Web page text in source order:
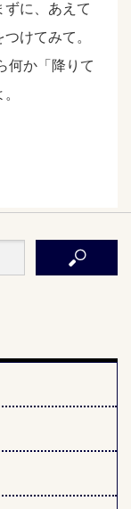
に、あえて
けてみて。
何か「降りて